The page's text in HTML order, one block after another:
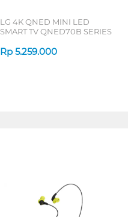
LG 4K QNED MINI LED
SMART TV QNED70B SERIES
Rp 5.259.000